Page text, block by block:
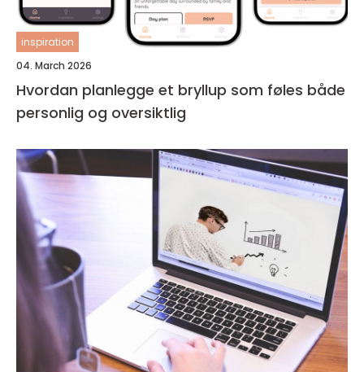
inspiration
04. March 2026
Hvordan planlegge et bryllup som føles både
personlig og oversiktlig